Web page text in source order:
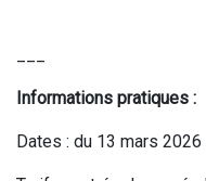
Informations pratiques :
Dates : du 13 mars